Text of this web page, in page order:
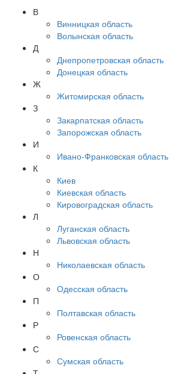
В
Винницкая область
Волынская область
Д
Днепропетровская область
Донецкая область
Ж
Житомирская область
З
Закарпатская область
Запорожская область
И
Ивано-Франковская область
К
Киев
Киевская область
Кировоградская область
Л
Луганская область
Львовская область
Н
Николаевская область
О
Одесская область
П
Полтавская область
Р
Ровенская область
С
Сумская область